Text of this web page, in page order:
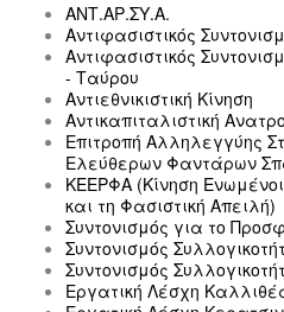
ΑΝΤ.ΑΡ.ΣΥ.Α.
Αντιφασιστικός
Αντιφασιστικός
- Ταύρου
Αντιεθνικιστική Κίνηση
Αντικαπιταλιστική
Επιτροπή Αλληλεγγύης
Ελεύθερων Φαντάρων
ΚΕΕΡΦΑ (Κίνηση
και τη Φασιστική Απειλή)
Συντονισμός για το
Συντονισμός
Συντονισμός
Εργατική Λέσχη